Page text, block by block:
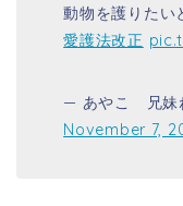
動物を護りたい
愛護法改正
— あやこ 兄妹
November 7,